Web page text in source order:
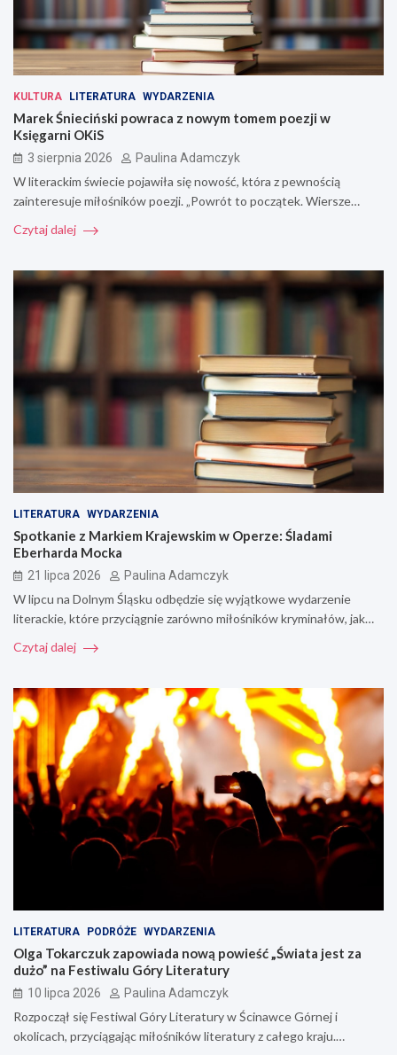
KULTURA LITERATURA WYDARZENIA
Marek Śnieciński powraca z nowym tomem poezji w
Księgarni OKiS
3 sierpnia 2026 Paulina Adamczyk
W literackim świecie pojawiła się nowość, która z pewnością
zainteresuje miłośników poezji. „Powrót to początek. Wiersze…
Czytaj dalej
LITERATURA WYDARZENIA
Spotkanie z Markiem Krajewskim w Operze: Śladami
Eberharda Mocka
21 lipca 2026 Paulina Adamczyk
W lipcu na Dolnym Śląsku odbędzie się wyjątkowe wydarzenie
literackie, które przyciągnie zarówno miłośników kryminałów, jak…
Czytaj dalej
LITERATURA PODRÓŻE WYDARZENIA
Olga Tokarczuk zapowiada nową powieść „Świata jest za
dużo” na Festiwalu Góry Literatury
10 lipca 2026 Paulina Adamczyk
Rozpoczął się Festiwal Góry Literatury w Ścinawce Górnej i
okolicach, przyciągając miłośników literatury z całego kraju.…